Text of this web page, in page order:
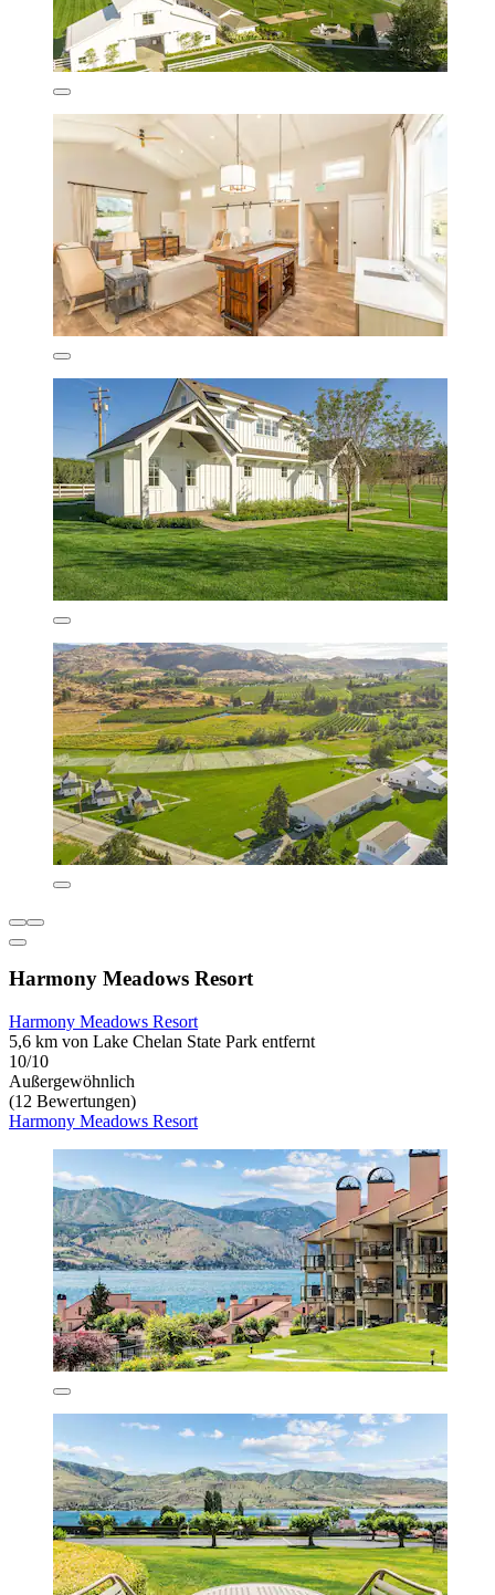
Harmony Meadows Resort
Harmony Meadows Resort
5,6 km von Lake Chelan State Park entfernt
10/10
Außergewöhnlich
(12 Bewertungen)
Harmony Meadows Resort